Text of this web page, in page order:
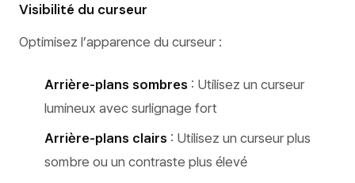
Visibilité du curseur
Optimisez l’apparence du curseur :
Arrière-plans sombres : Utilisez un curseur
lumineux avec surlignage fort
Arrière-plans clairs : Utilisez un curseur plus
sombre ou un contraste plus élevé